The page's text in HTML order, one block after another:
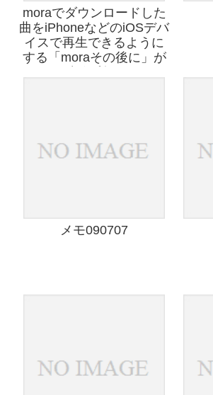
moraでダウンロードした
曲をiPhoneなどのiOSデバ
イスで再生できるように
する「moraその後に」が
メモ090707